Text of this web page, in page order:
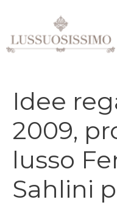
contenuto
Idee
2009,
lusso
Sahlini